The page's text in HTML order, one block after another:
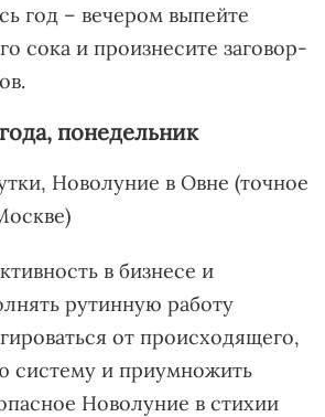
год – вечером выпейте
сока и произнесите заговор-
понедельник
Новолуние в Овне (точное
в бизнесе и
рутинную работу
от происходящего,
систему и приумножить
Новолуние в стихии